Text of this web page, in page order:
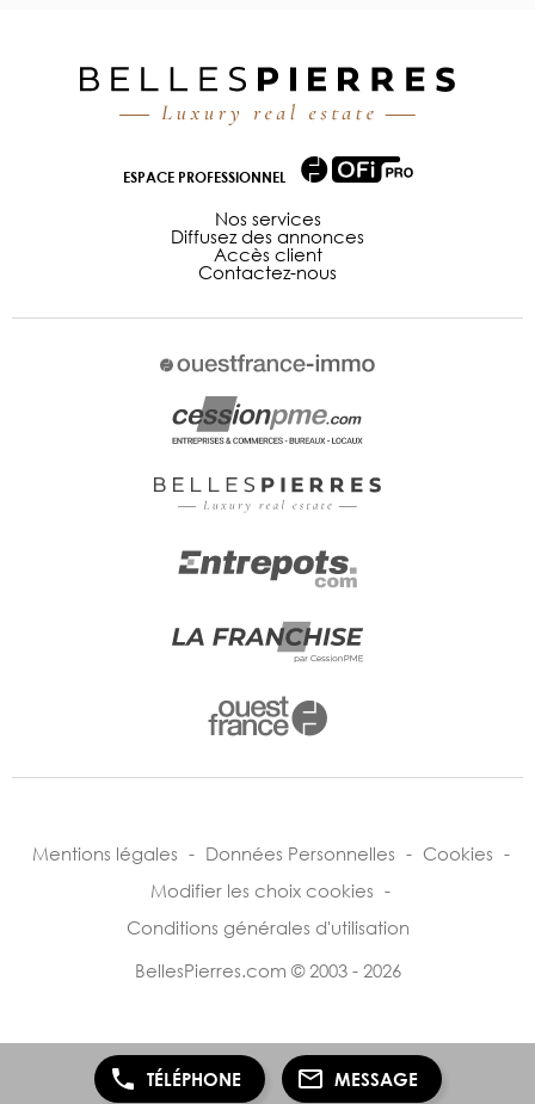
TÉLÉPHONE MESSAGE
ESPACE PROFESSIONNEL
Nos services
Diffusez des annonces
Accès client
Contactez-nous
Mentions légales - Données Personnelles - Cookies -
Modifier les choix cookies -
Conditions générales d'utilisation
BellesPierres.com © 2003 - 2026